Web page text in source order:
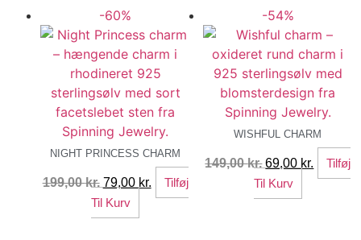
flere
varianter.
Mulighederne
vælges
på
-60%
NIGHT PRINCESS CHARM
199,00kr. Den
oprindelige
pris
79,00 kr. Den
aktuelle
Tilføj
Til Kurv
-54%
WISHFUL CHARM
149,00kr. Den
oprindelige
pris
69,00 kr. Den
aktuelle
Tilføj
Til Kurv